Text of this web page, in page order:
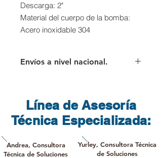
Descarga: 2"
Material del cuerpo de la bomba:
Acero inoxidable 304
Envíos a nivel nacional.
flete que cobra directamente la
transportadora.
Línea de Asesoría
Técnica Especializada:
Andrea, Consultora
Técnica de Soluciones
Yurley, Consultora Técnica
de Soluciones